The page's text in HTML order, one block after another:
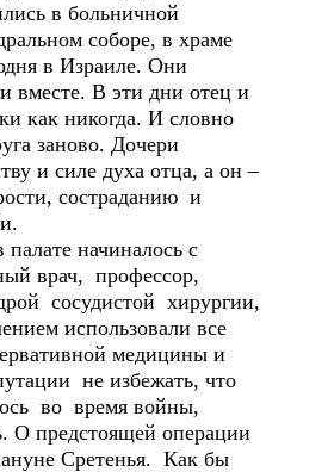
в больничной
соборе, в храме
в Израиле. Они
вместе. В эти дни отец и
как никогда. И словно
заново. Дочери
и силе духа отца, а он –
состраданию и
любви.
начиналось с
врач, профессор,
сосудистой хирургии,
использовали все
медицины и
не избежать, что
во время войны,
О предстоящей операции
Сретенья. Как бы